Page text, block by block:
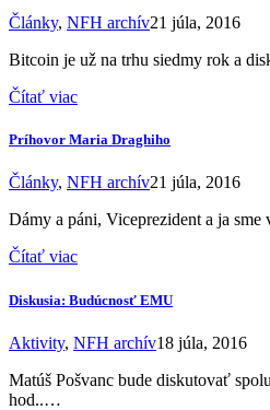
Články, NFH archív21 júla, 2016
Bitcoin je už na trhu siedmy rok a
Čítať viac
Príhovor Maria Draghiho
Články, NFH archív21 júla, 2016
Dámy a páni, Viceprezident a ja
Čítať viac
Diskusia: Budúcnosť EMU
Aktivity, NFH archív18 júla, 2016
Matúš Pošvanc bude diskutovať
hod..…